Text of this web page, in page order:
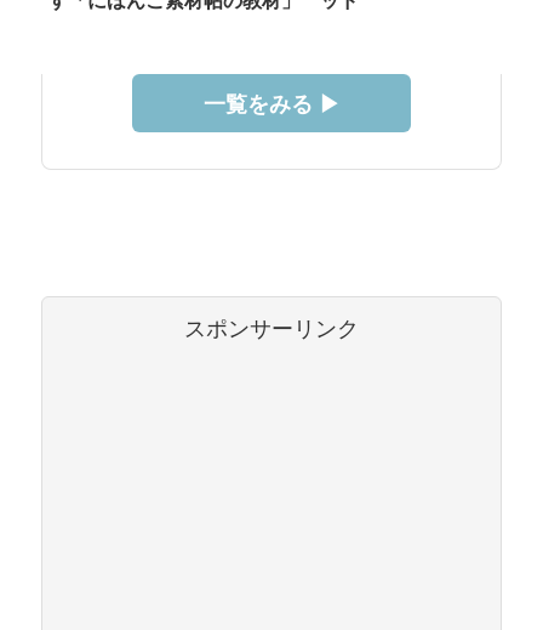
一覧をみる ▶︎
スポンサーリンク